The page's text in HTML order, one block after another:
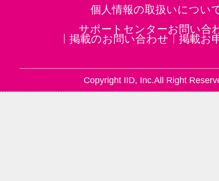
個人情報の取扱いについ
サポートセンターお問い合
掲載のお問い合わせ
掲載お
Copyright IID, Inc.All Right